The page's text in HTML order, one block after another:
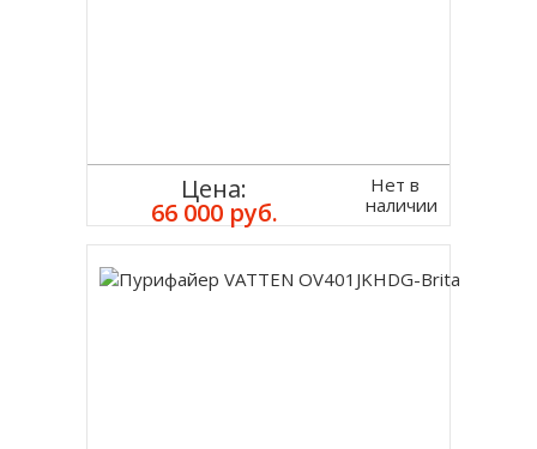
Цена:
66 000 руб.
Нет в
наличии